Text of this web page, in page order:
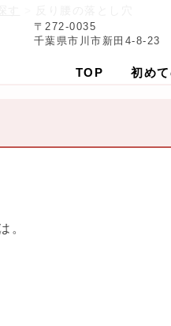
〒272-0035
千葉県市川市新田4-8-23
TOP 初め
。